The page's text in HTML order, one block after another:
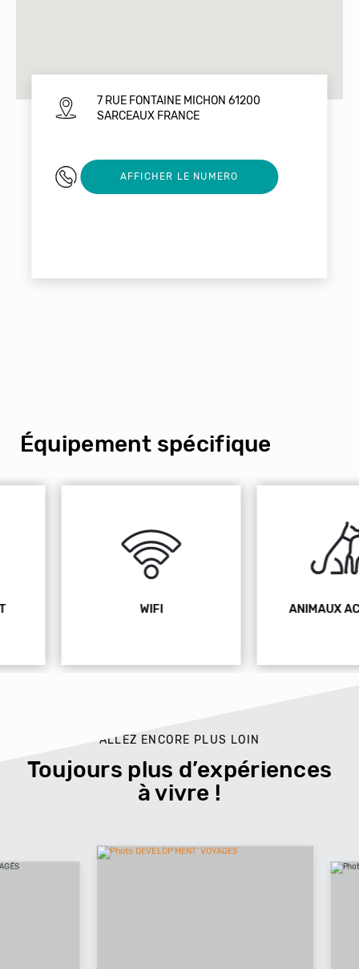
7 RUE FONTAINE MICHON 61200
SARCEAUX FRANCE
0678568062
AFFICHER LE NUMERO
Équipement spécifique
ANIMAUX ACCEPTÉS
ALLEZ ENCORE PLUS LOIN
Toujours plus d’expériences
à vivre !